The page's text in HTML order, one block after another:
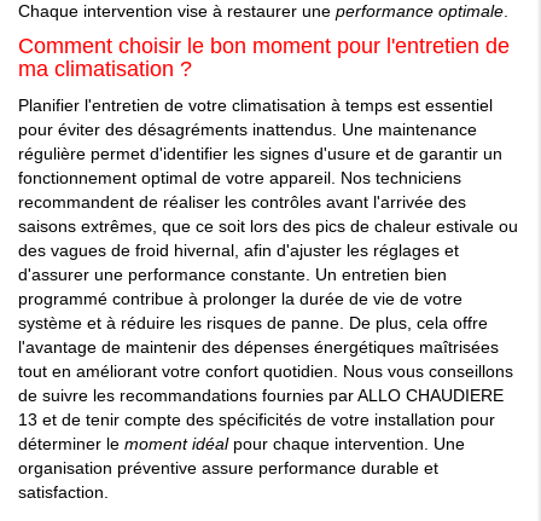
Chaque intervention vise à restaurer une performance optimale
Comment choisir le bon moment pour l'entretien de
ma climatisation ?
Planifier l'entretien de votre climatisation à temps est essentiel
pour éviter des désagréments inattendus. Une maintenance
régulière permet d'identifier les signes d'usure et de garantir un
fonctionnement optimal de votre appareil. Nos techniciens
recommandent de réaliser les contrôles avant l'arrivée des
saisons extrêmes, que ce soit lors des pics de chaleur estivale ou
des vagues de froid hivernal, afin d'ajuster les réglages et
d'assurer une performance constante. Un entretien bien
programmé contribue à prolonger la durée de vie de votre
système et à réduire les risques de panne. De plus, cela offre
l'avantage de maintenir des dépenses énergétiques maîtrisées
tout en améliorant votre confort quotidien. Nous vous conseillons
de suivre les recommandations fournies par ALLO CHAUDIERE
13 et de tenir compte des spécificités de votre installation pour
déterminer le moment idéalpour chaque intervention. Une
organisation préventive assure performance durable et
satisfaction.